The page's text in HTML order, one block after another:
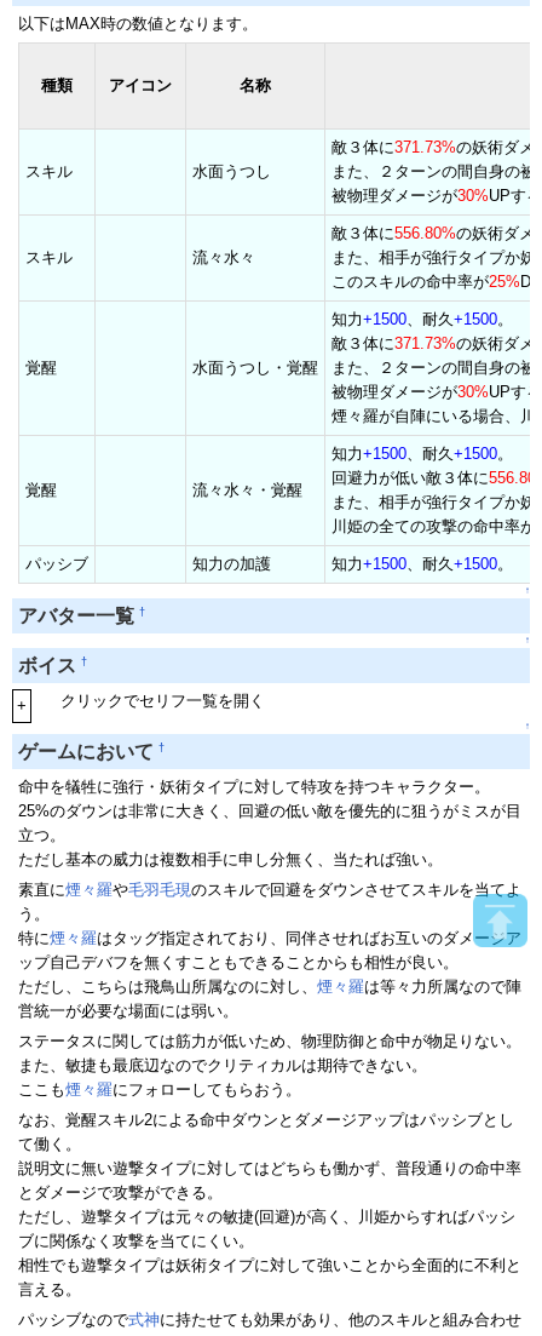
以下はMAX時の数値となります。
種類 アイコン 名称
スキル 水面うつし
敵３体に371.73%の妖術ダメ
また、２ターンの間自身の被
被物理ダメージが30%UPする
スキル 流々水々
敵３体に556.80%の妖術ダメ
また、相手が強行タイプか
このスキルの命中率が25%
覚醒 水面うつし・覚醒
知力+1500、耐久+1500。
敵３体に371.73%の妖術ダメ
また、２ターンの間自身の被
被物理ダメージが30%UPす
煙々羅が自陣にいる場合、
覚醒 流々水々・覚醒
知力+1500、耐久+1500。
回避力が低い敵３体に
また、相手が強行タイプか
川姫の全ての攻撃の命中率が
パッシブ 知力の加護 知力+1500、耐久+1500。
↑
アバター一覧 †
↑
ボイス †
+ クリックでセリフ一覧を開く
↑
ゲームにおいて †
命中を犠牲に強行・妖術タイプに対して特攻を持つキャラクター。
25%のダウンは非常に大きく、回避の低い敵を優先的に狙うがミスが目
立つ。
ただし基本の威力は複数相手に申し分無く、当たれば強い。
素直に煙々羅や毛羽毛現のスキルで回避をダウンさせてスキルを当てよ
う。
特に煙々羅はタッグ指定されており、同伴させればお互いのダメージア
ップ自己デバフを無くすこともできることからも相性が良い。
ただし、こちらは飛鳥山所属なのに対し、 煙々羅は等々力所属なので陣
営統一が必要な場面には弱い。
ステータスに関しては筋力が低いため、物理防御と命中が物足りない。
また、敏捷も最底辺なのでクリティカルは期待できない。
ここも煙々羅にフォローしてもらおう。
なお、覚醒スキル2による命中ダウンとダメージアップはパッシブとし
て働く。
説明文に無い遊撃タイプに対してはどちらも働かず、普段通りの命中率
とダメージで攻撃ができる。
ただし、遊撃タイプは元々の敏捷(回避)が高く、川姫からすればパッシ
ブに関係なく攻撃を当てにくい。
相性でも遊撃タイプは妖術タイプに対して強いことから全面的に不利と
言える。
パッシブなので式神に持たせても効果があり、他のスキルと組み合わせ